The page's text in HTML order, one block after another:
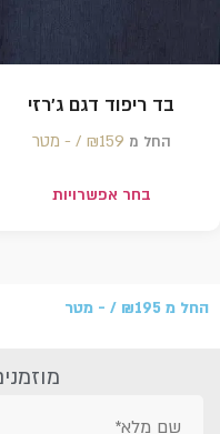
בד ריפוד דגם ג'רזי
החל מ ₪159 /‏‏‎ ‎- מטר
בחר אפשרויות
החל מ ₪195 /‏‏‎ ‎- מטר